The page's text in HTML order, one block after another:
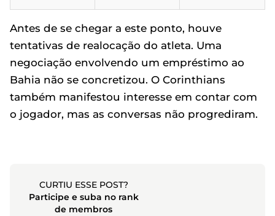
Antes de se chegar a este ponto, houve
tentativas de realocação do atleta. Uma
negociação envolvendo um empréstimo ao
Bahia não se concretizou. O Corinthians
também manifestou interesse em contar com
o jogador, mas as conversas não progrediram.
CURTIU ESSE POST?
Participe e suba no rank
de membros